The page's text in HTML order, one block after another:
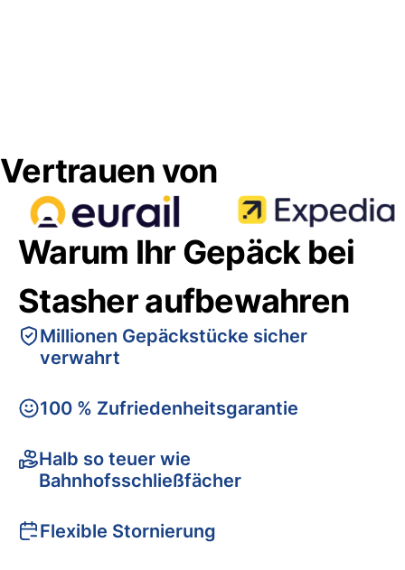
Vertrauen von
Warum Ihr Gepäck bei
Stasher aufbewahren
Millionen Gepäckstücke sicher
verwahrt
100 % Zufriedenheitsgarantie
Halb so teuer wie
Bahnhofsschließfächer
Flexible Stornierung